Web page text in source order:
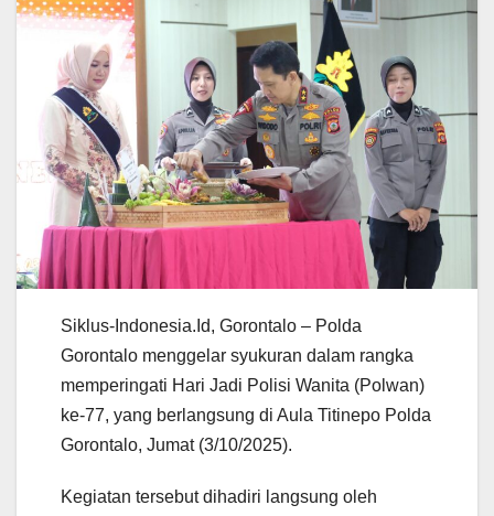
Siklus-Indonesia.Id, Gorontalo – Polda
Gorontalo menggelar syukuran dalam rangka
memperingati Hari Jadi Polisi Wanita (Polwan)
ke-77, yang berlangsung di Aula Titinepo Polda
Gorontalo, Jumat (3/10/2025).
Kegiatan tersebut dihadiri langsung oleh